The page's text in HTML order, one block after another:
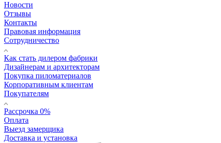
Новости
Отзывы
Контакты
Правовая информация
Сотрудничество
Как стать дилером фабрики
Дизайнерам и архитекторам
Покупка пиломатериалов
Корпоративным клиентам
Покупателям
Рассрочка 0%
Оплата
Выезд замерщика
Доставка и установка